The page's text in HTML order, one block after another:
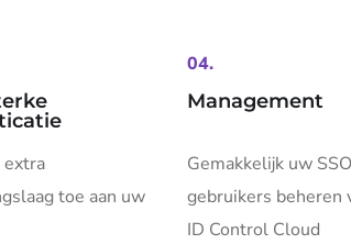
extra
toe aan uw
04.
Management
Gemakkelijk uw SSO
gebruikers beheren
ID Control Cloud